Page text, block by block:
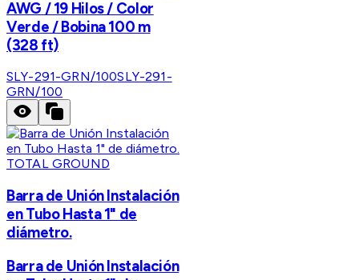
AWG / 19 Hilos / Color
Verde / Bobina 100 m
(328 ft)
SLY-291-GRN/100SLY-291-
GRN/100
TOTAL GROUND
Barra de Unión Instalación
en Tubo Hasta 1" de
diámetro.
Barra de Unión Instalación